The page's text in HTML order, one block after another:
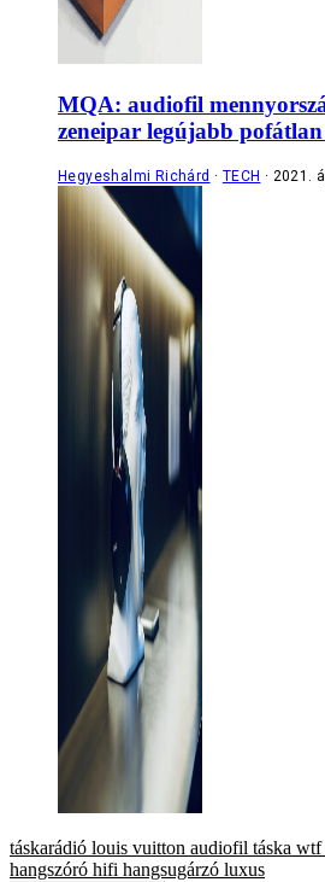
MQA: audiofil
zeneipar legújabb pofátlan
Hegyeshalmi Richárd TECH 2021.
táskarádió louis vuitton audiofil táska wtf
hangszóró hifi hangsugárzó luxus